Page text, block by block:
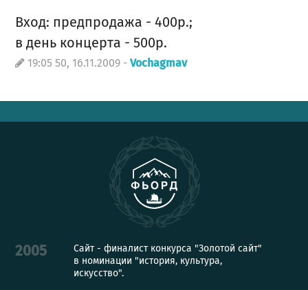
Вход: предпродажа - 400р.;
в день концерта - 500р.
19:05 50, 16.11.2009 -Vochagmav
2005
Сайт - финалист конкурса "Золотой сайт"
в номинации "история, культура,
искусство".